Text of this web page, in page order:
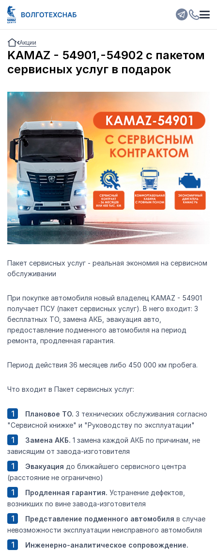
Акции
KAMAZ - 54901,-54902 с пакетом
сервисных услуг в подарок
Пакет сервисных услуг - реальная экономия на сервисном
обслуживании
При покупке автомобиля новый владелец KAMAZ - 54901
получает ПСУ (пакет сервисных услуг). В него входит: 3
бесплатных ТО, замена АКБ, эвакуация авто,
предоставление подменного автомобиля на период
ремонта, продленная гарантия.
Период действия 36 месяцев либо 450 000 км пробега.
Что входит в Пакет сервисных услуг:
Плановое ТО. 3 технических обслуживания согласно
"Сервисной книжке" и "Руководству по эксплуатации"
Замена АКБ. 1 замена каждой АКБ по причинам, не
зависящим от завода-изготовителя
Эвакуация до ближайшего сервисного центра
(расстояние не ограничено)
Продленная гарантия. Устранение дефектов,
возникших по вине завода-изготовителя
Представление подменного автомобиля в случае
невозможности эксплуатации неисправного автомобиля
Инженерно-аналитическое сопровождение.